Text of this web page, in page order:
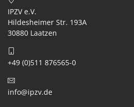
IPZV e.V.
Hildesheimer Str. 193A
30880 Laatzen
+49 (0)511 876565-0
info@ipzv.de